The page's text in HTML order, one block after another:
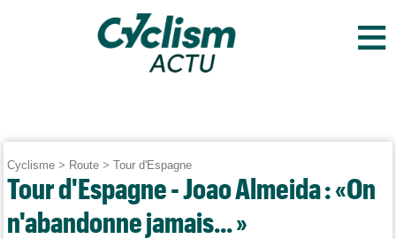
≡
Cyclisme > Route >Tour d'Espagne
Tour d'Espagne - Joao Almeida : «On
n'abandonne jamais... »